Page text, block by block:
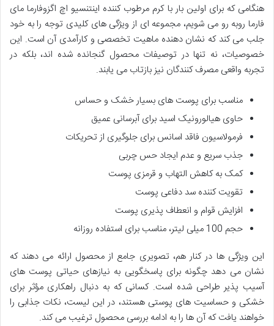
هنگامی که برای اولین بار با کرم مرطوب کننده اینتنسیو اچ اگزوفارما مای
فارما روبه رو می شویم، مجموعه ای از ویژگی های کلیدی توجه را به خود
جلب می کند که نشان دهنده ماهیت تخصصی و کارآمدی آن است. این
خصوصیات، نه تنها در توصیفات محصول گنجانده شده اند، بلکه در
تجربه واقعی مصرف کنندگان نیز بازتاب می یابند.
مناسب برای پوست های بسیار خشک و حساس
حاوی هیالورونیک اسید برای آبرسانی عمیق
فرمولاسیون فاقد اسانس برای جلوگیری از تحریکات
جذب سریع و عدم ایجاد حس چربی
کمک به کاهش التهاب و قرمزی پوست
تقویت کننده سد دفاعی پوست
افزایش قوام و انعطاف پذیری پوست
حجم 100 میلی لیتر، مناسب برای استفاده روزانه
این ویژگی ها در کنار هم، تصویری جامع از محصول ارائه می دهند که
نشان می دهد چگونه برای پاسخگویی به نیازهای حیاتی پوست های
آسیب پذیر طراحی شده است. کسانی که به دنبال راهکاری مؤثر برای
خشکی و حساسیت های پوستی هستند، در این لیست، نکات جذابی را
خواهند یافت که آن ها را به ادامه بررسی محصول ترغیب می کند.